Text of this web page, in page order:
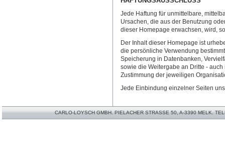
Jede Haftung für unmittelbare,
Ursachen, die aus der Benutzung
dieser Homepage erwachsen, wird,
Der Inhalt dieser Homepage ist
die persönliche Verwendung
Speicherung in Datenbanken,
sowie die Weitergabe an Dritte -
Zustimmung der jeweiligen
Jede Einbindung einzelner Seiten
CARLO-LOYSCH GMBH. PIELACHER STRASSE 50, A-3390 MELK.